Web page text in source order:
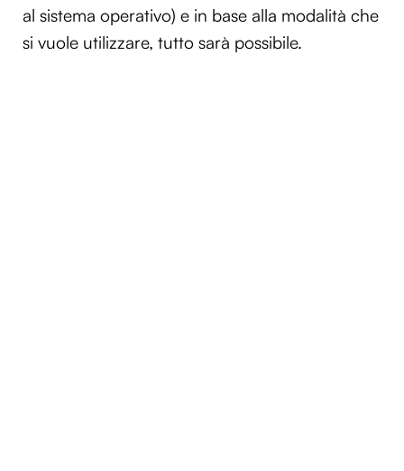
al sistema operativo) e in base alla modalità che
si vuole utilizzare, tutto sarà possibile.